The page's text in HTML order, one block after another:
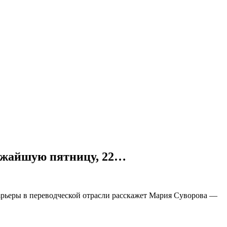
пятницу, 22…
в переводческой отрасли расскажет Мария Суворова —